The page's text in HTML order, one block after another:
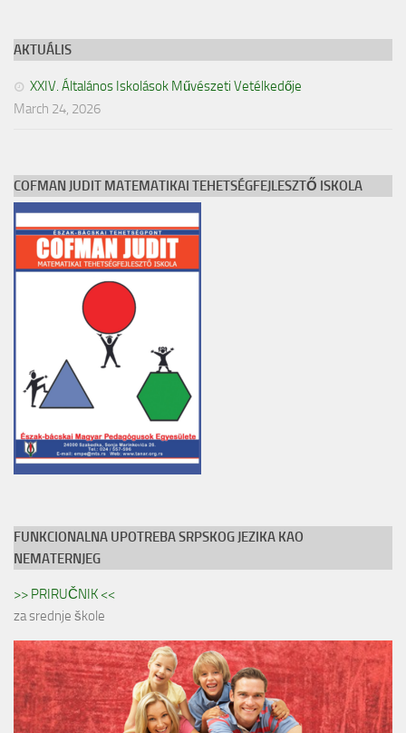
AKTUÁLIS
XXIV. Általános Iskolások Művészeti Vetélkedője
March 24, 2026
COFMAN JUDIT MATEMATIKAI TEHETSÉGFEJLESZTŐ ISKOLA
FUNKCIONALNA UPOTREBA SRPSKOG JEZIKA KAO
NEMATERNJEG
>> PRIRUČNIK <<
za srednje škole